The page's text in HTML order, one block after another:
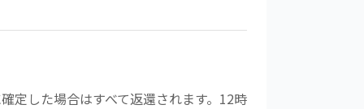
定した場合はすべて返還されます。12時